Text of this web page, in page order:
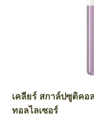
เคลียร์ สกาล์ปซูติคอ
ทอลไลเซอร์